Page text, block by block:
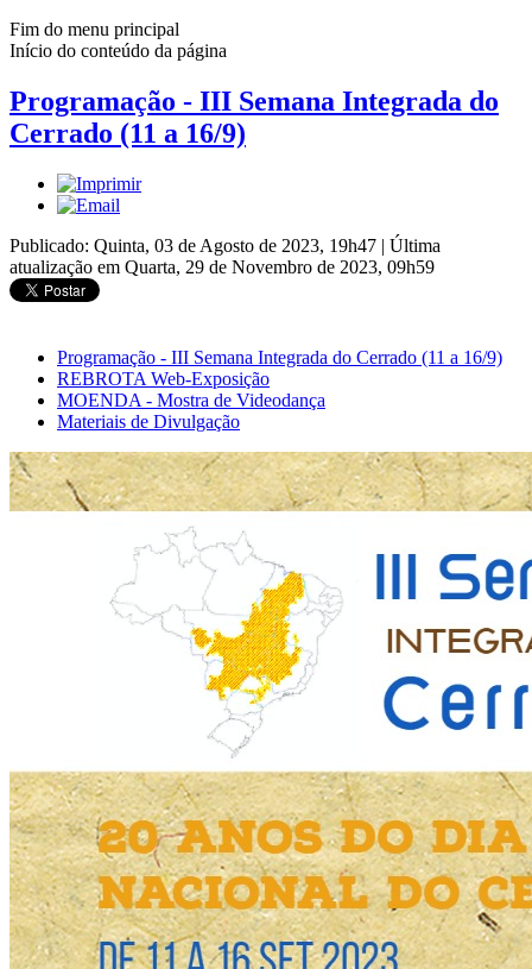
Fim do menu principal
Início do conteúdo da página
Programação - III Semana Integrada do
Cerrado (11 a 16/9)
Publicado: Quinta, 03 de Agosto de 2023, 19h47 | Última
atualização em Quarta, 29 de Novembro de 2023, 09h59
Programação - III Semana Integrada do Cerrado (11 a 16/9)
REBROTA Web-Exposição
MOENDA - Mostra de Videodança
Materiais de Divulgação